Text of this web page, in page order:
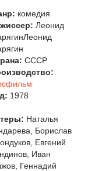
комедия
Леонид
СССР
1978
Наталья
Борислав
Евгений
Иван
Геннадий